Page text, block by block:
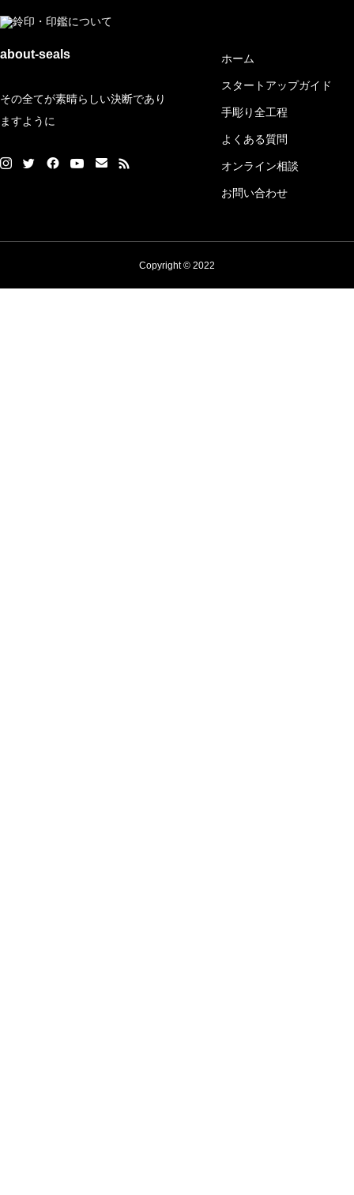
ホーム
スタートアップガイド
手彫り全工程
よくある質問
オンライン相談
お問い合わせ
about-seals
その全てが素晴らしい決断であり
ますように
Copyright © 2022